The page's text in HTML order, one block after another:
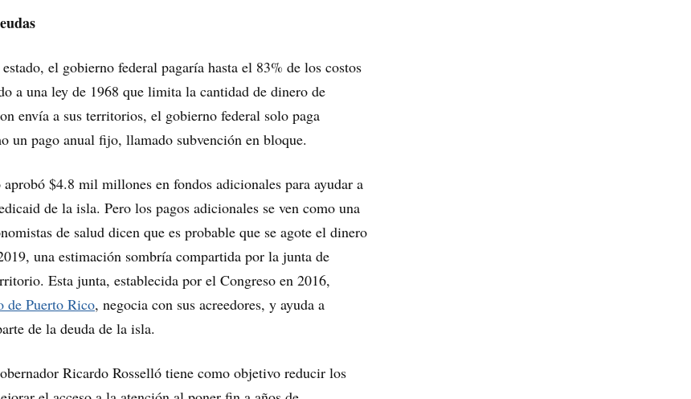
el gobierno federal pagaría hasta el 83% de los costos
a una ley de 1968 que limita la cantidad de dinero de
envía a sus territorios, el gobierno federal solo paga
un pago anual fijo, llamado subvención en bloque.
$4.8 mil millones en fondos adicionales para ayudar a
de la isla. Pero los pagos adicionales se ven como una
de salud dicen que es probable que se agote el dinero
una estimación sombría compartida por la junta de
Esta junta, establecida por el Congreso en 2016,
de Puerto Rico, negocia con sus acreedores, y ayuda a
de la deuda de la isla.
Ricardo Rosselló tiene como objetivo reducir los